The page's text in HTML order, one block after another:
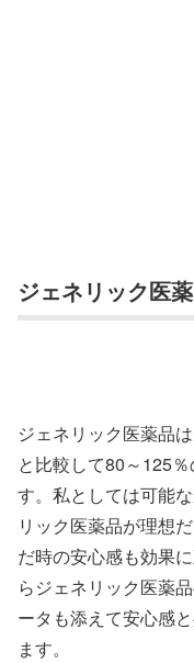
ジェネリック医
ジェネリック医薬品
と比較して80～125
す。私としては可能
リック医薬品が理想
だ時の安心感も効果
らジェネリック医薬
ータも添えて安心感
ます。